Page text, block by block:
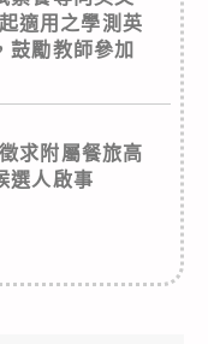
適用之學測英
鼓勵教師參加
求附屬餐旅高
選人啟事